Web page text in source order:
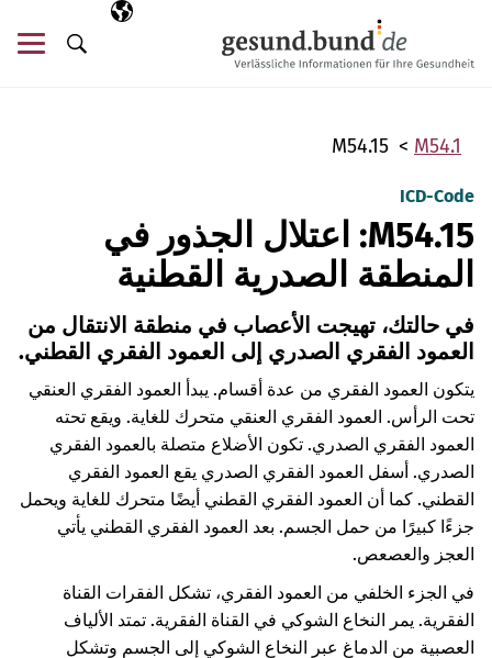
اللغة المختارة
AR
البحث
M54.1
M54.15
ICD-Code
M54.15: اعتلال الجذور في
المنطقة الصدرية القطنية
في حالتك، تهيجت الأعصاب في منطقة الانتقال من
العمود الفقري الصدري إلى العمود الفقري القطني.
يتكون العمود الفقري من عدة أقسام. يبدأ العمود الفقري العنقي
تحت الرأس. العمود الفقري العنقي متحرك للغاية. ويقع تحته
العمود الفقري الصدري. تكون الأضلاع متصلة بالعمود الفقري
الصدري. أسفل العمود الفقري الصدري يقع العمود الفقري
القطني. كما أن العمود الفقري القطني أيضًا متحرك للغاية ويحمل
جزءًا كبيرًا من حمل الجسم. بعد العمود الفقري القطني يأتي
العجز والعصعص.
في الجزء الخلفي من العمود الفقري، تشكل الفقرات القناة
الفقرية. يمر النخاع الشوكي في القناة الفقرية. تمتد الألياف
العصبية من الدماغ عبر النخاع الشوكي إلى الجسم وتشكل